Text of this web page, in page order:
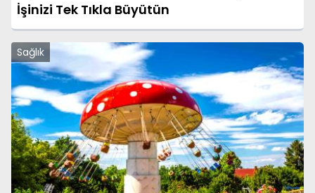
İşinizi Tek Tıkla Büyütün
Sağlık